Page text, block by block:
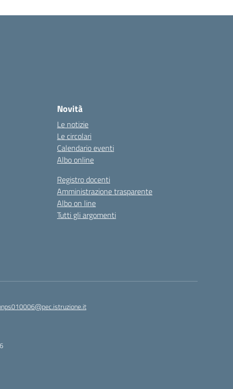
Novità
Le notizie
Le circolari
Calendario eventi
Albo online
Registro docenti
Amministrazione trasparente
Albo on line
Tutti gli argomenti